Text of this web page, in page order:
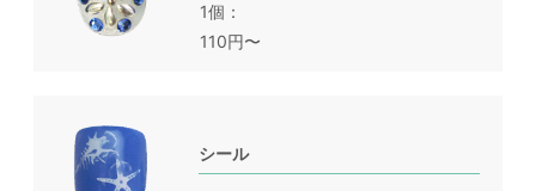
1個
110円〜
シール